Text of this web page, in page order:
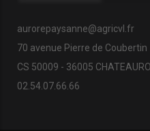
aurorepaysanne@agricvl.fr
70 avenue Pierre de Coubertin
CS 50009 - 36005
02.54.07.66.66